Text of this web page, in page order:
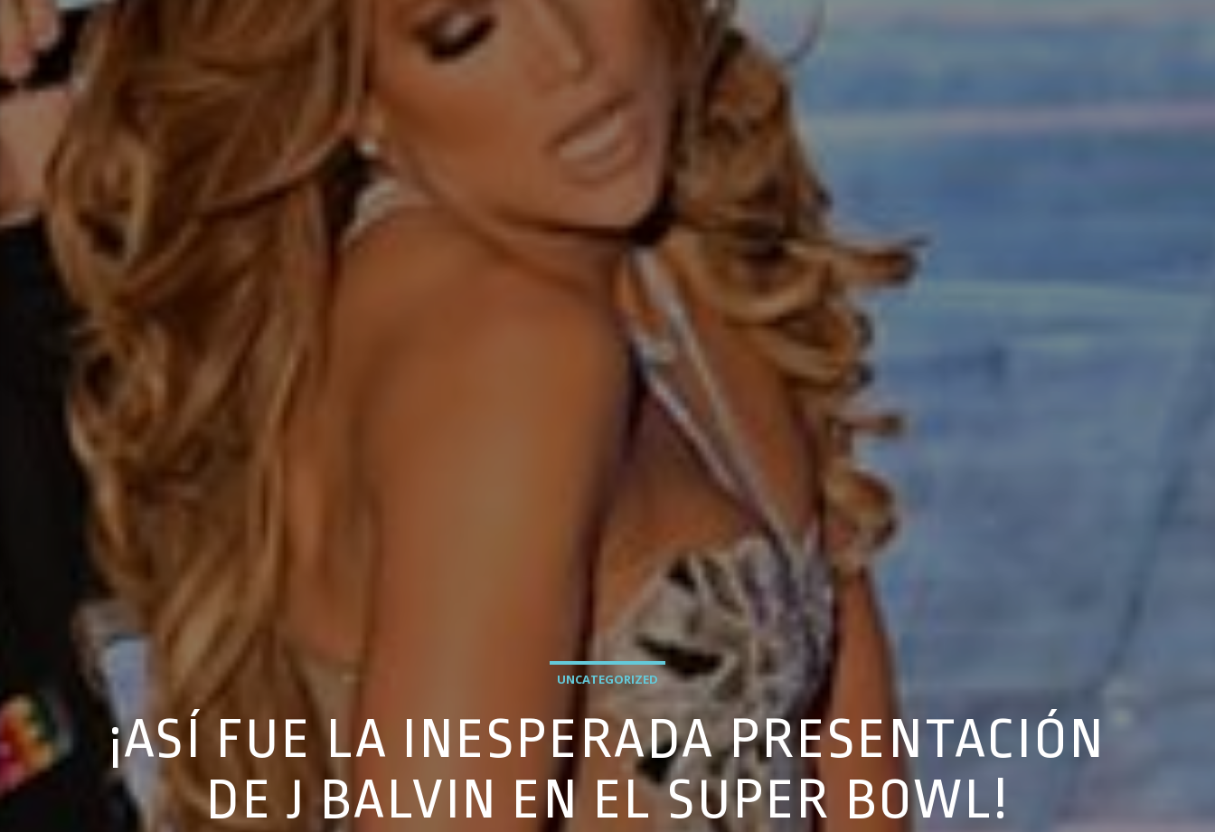
UNCATEGORIZED
¡ASÍ FUE LA INESPERADA PRESENTACIÓN
DE J BALVIN EN EL SUPER BOWL!